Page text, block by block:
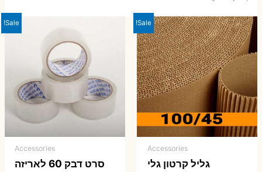
Sale!
Accessories
גליל קרטון גלי
Sale!
Accessories
סרט דבק 60 לאריזה